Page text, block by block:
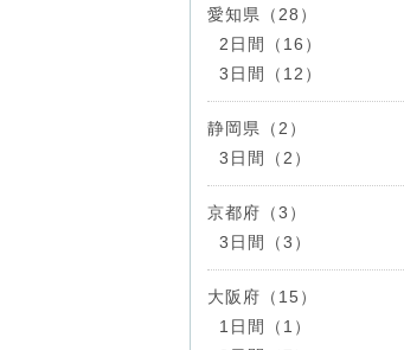
愛知県（28）
2日間（16）
3日間（12）
静岡県（2）
3日間（2）
京都府（3）
3日間（3）
大阪府（15）
1日間（1）